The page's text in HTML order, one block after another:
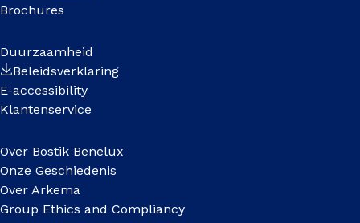
Brochures
Duurzaamheid
Beleidsverklaring
E-accessibility
Klantenservice
Over Bostik Benelux
Onze Geschiedenis
Over Arkema
Group Ethics and Compliancy